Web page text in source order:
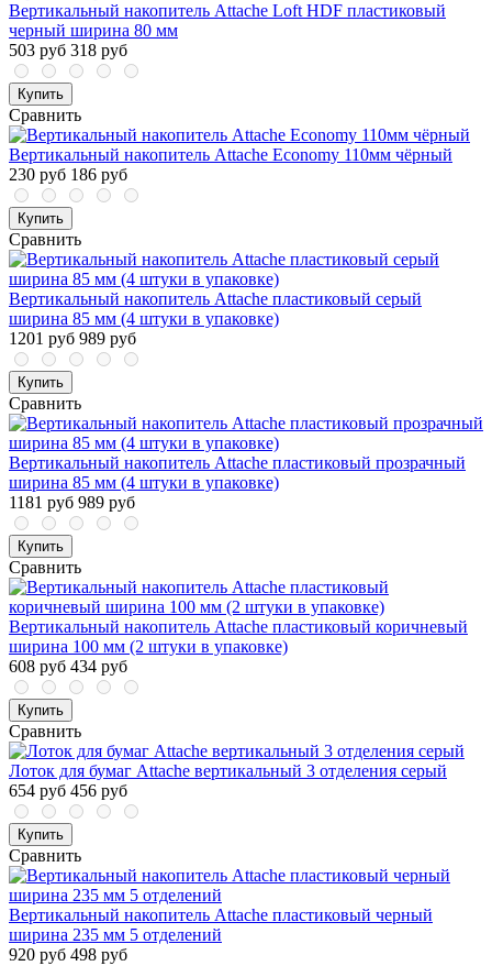
Вертикальный накопитель Attache Loft HDF пластиковый
черный ширина 80 мм
503 руб 318 руб
Купить
Сравнить
Вертикальный накопитель Attache Economy 110мм чёрный
230 руб 186 руб
Купить
Сравнить
Вертикальный накопитель Attache пластиковый серый
ширина 85 мм (4 штуки в упаковке)
1201 руб 989 руб
Купить
Сравнить
Вертикальный накопитель Attache пластиковый прозрачный
ширина 85 мм (4 штуки в упаковке)
1181 руб 989 руб
Купить
Сравнить
Вертикальный накопитель Attache пластиковый коричневый
ширина 100 мм (2 штуки в упаковке)
608 руб 434 руб
Купить
Сравнить
Лоток для бумаг Attache вертикальный 3 отделения серый
654 руб 456 руб
Купить
Сравнить
Вертикальный накопитель Attache пластиковый черный
ширина 235 мм 5 отделений
920 руб 498 руб